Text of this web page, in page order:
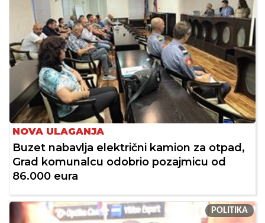
NOVA ULAGANJA
Buzet nabavlja električni kamion za otpad,
Grad komunalcu odobrio pozajmicu od
86.000 eura
POLITIKA